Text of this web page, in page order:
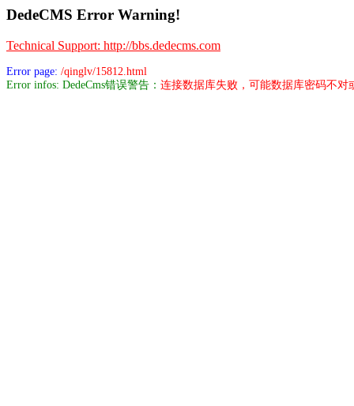
DedeCMS Error Warning!
Technical Support: http://bbs.dedecms.com
Error page: /qinglv/15812.html
Error infos: DedeCms错误警告： 连接数据库失败，可能数据库密码不对